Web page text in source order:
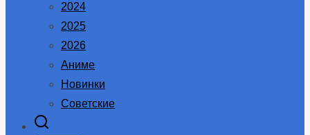
2024
2025
2026
Аниме
Новинки
Советские